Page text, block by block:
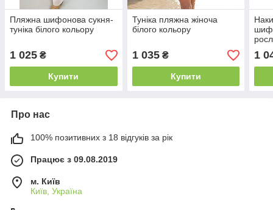
Пляжна шифонова сукня-
туніка білого кольору
1 025 ₴
Купити
Туніка пляжна жіноча
білого кольору
1 035₴
Купити
1
Про нас
100% позитивних з 18 відгуків за рік
Працює з 09.08.2019
м. Київ
Київ, Україна